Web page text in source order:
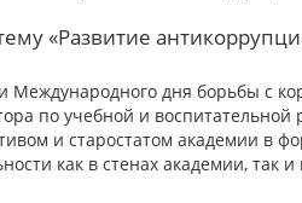
«Развитие
Международного дня борьбы с
по учебной и
и старостатом академии в
как в стенах академии, так